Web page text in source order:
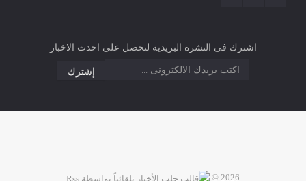
اشترك فى النشرة البريدية لتحصل على احدث الاخبار
2026 ©